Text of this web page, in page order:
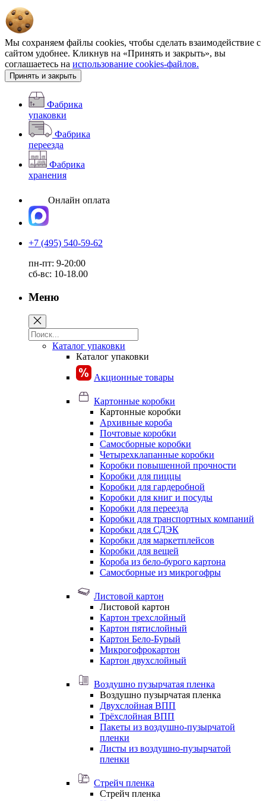
Мы сохраняем файлы cookies, чтобы сделать взаимодействие с
сайтом удобнее. Кликнув на «Принять и закрыть», вы
соглашаетесь на использование cookies-файлов.
Принять и закрыть
Фабрика
упаковки
Фабрика
переезда
Фабрика
хранения
Онлайн оплата
+7 (495) 540-59-62
пн-пт: 9-20:00
сб-вс: 10-18.00
Меню
Каталог упаковки
Каталог упаковки
Акционные товары
Картонные коробки
Картонные коробки
Архивные короба
Почтовые коробки
Самосборные коробки
Четырехклапанные коробки
Коробки повышенной прочности
Коробки для пиццы
Коробки для гардеробной
Коробки для книг и посуды
Коробки для переезда
Коробки для транспортных компаний
Коробки для СДЭК
Коробки для маркетплейсов
Коробки для вещей
Короба из бело-бурого картона
Самосборные из микрогофры
Листовой картон
Листовой картон
Картон трехслойный
Картон пятислойный
Картон Бело-Бурый
Микрогофрокартон
Картон двухслойный
Воздушно пузырчатая пленка
Воздушно пузырчатая пленка
Двухслойная ВПП
Трёхслойная ВПП
Пакеты из воздушно-пузырчатой
пленки
Листы из воздушно-пузырчатой
пленки
Стрейч пленка
Стрейч пленка